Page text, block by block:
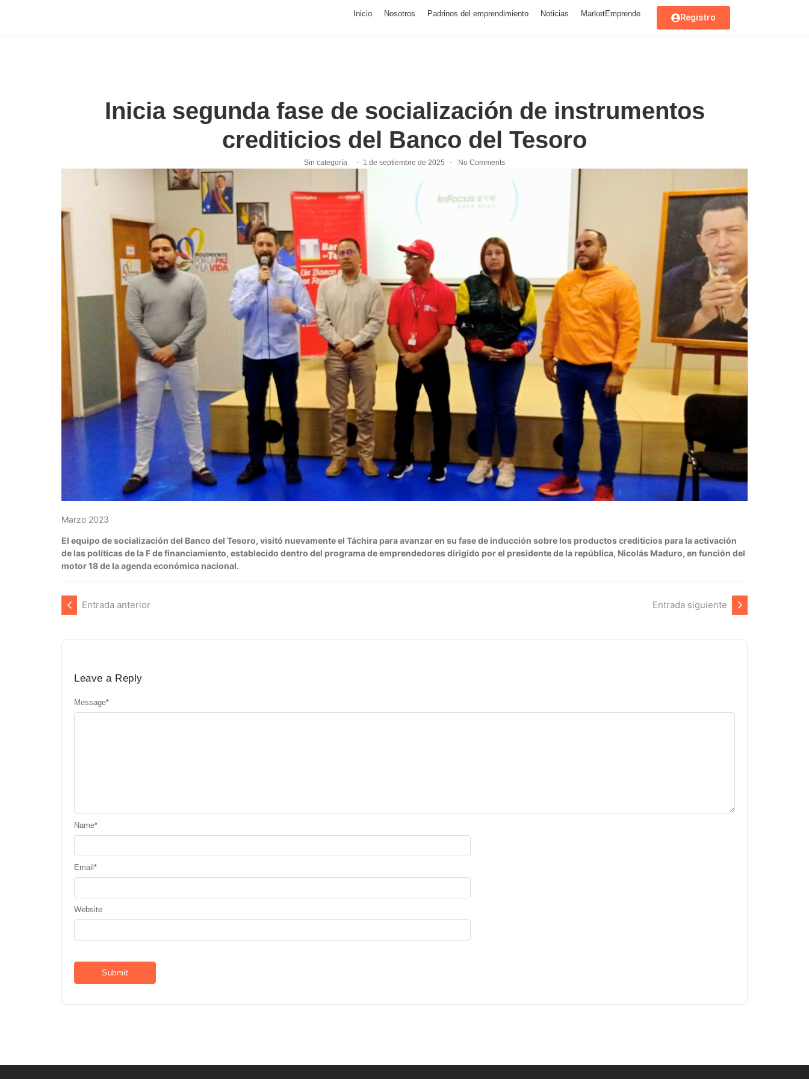
Inicio Nosotros Padrinos del emprendimiento Noticias MarketEmprende Registro
Inicia segunda fase de socialización de instrumentos
crediticios del Banco del Tesoro
Sin categoría - 1 de septiembre de 2025 - No Comments
Marzo 2023
El equipo de socialización del Banco del Tesoro, visitó nuevamente el Táchira para avanzar en su fase de inducción sobre los productos crediticios para la activación
de las políticas de la F de financiamiento, establecido dentro del programa de emprendedores dirigido por el presidente de la república, Nicolás Maduro, en función del
motor 18 de la agenda económica nacional.
Entrada anterior Entrada siguiente
Leave a Reply
Message*
Name*
Email*
Website